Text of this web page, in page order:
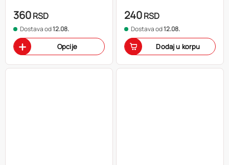
360RSD
Dostava od12.08.
Opcije
240RSD
Dostava od12.08.
Dodaj u korpu